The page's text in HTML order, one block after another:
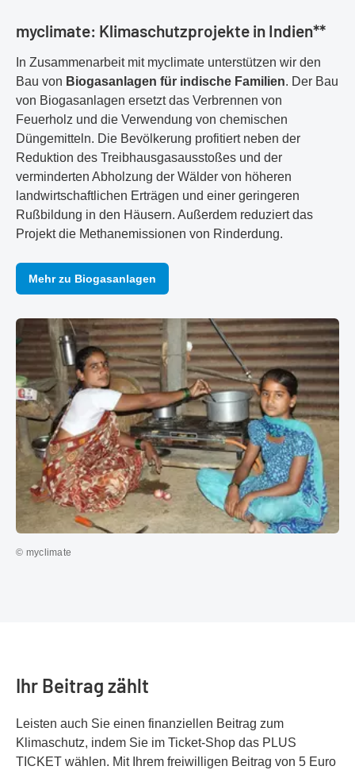
myclimate: Klimaschutzprojekte in Indien**
In Zusammenarbeit mit myclimate unterstützen wir den
Bau von Biogasanlagen für indische Familien. Der Bau
von Biogasanlagen ersetzt das Verbrennen von
Feuerholz und die Verwendung von chemischen
Düngemitteln. Die Bevölkerung profitiert neben der
Reduktion des Treibhausgasausstoßes und der
verminderten Abholzung der Wälder von höheren
landwirtschaftlichen Erträgen und einer geringeren
Rußbildung in den Häusern. Außerdem reduziert das
Projekt die Methanemissionen von Rinderdung.
Mehr zu Biogasanlagen
© myclimate
Ihr Beitrag zählt
Leisten auch Sie einen finanziellen Beitrag zum
Klimaschutz, indem Sie im Ticket-Shop das PLUS
TICKET wählen. Mit Ihrem freiwilligen Beitrag von 5 Euro